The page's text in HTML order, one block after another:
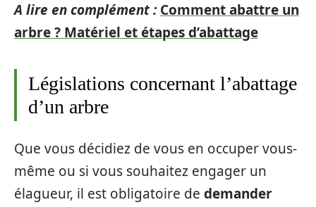
A lire en complément : Comment abattre un
arbre ? Matériel et étapes d’abattage
Législations concernant l’abattage
d’un arbre
Que vous décidiez de vous en occuper vous-
même ou si vous souhaitez engager un
élagueur, il est obligatoire de demander